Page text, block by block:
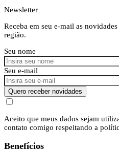
Newsletter
Receba em seu e-mail as
região.
Seu nome
Seu e-mail
Quero receber novidades
Aceito que meus dados sejam
contato comigo respeitando a
Benefícios